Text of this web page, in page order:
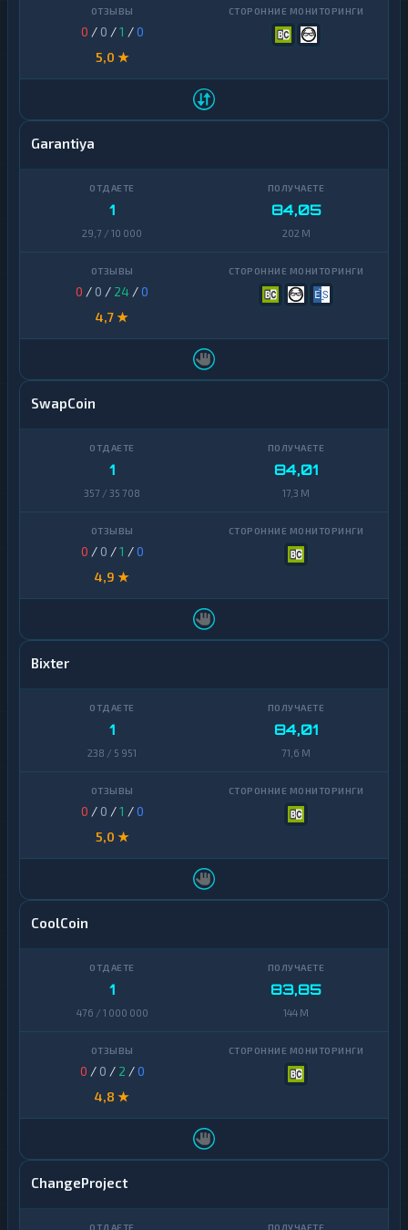
0 / 0 /1 /0
5,0 ★
Garantiya
1
29,7 / 10 000
84,05
202 M
0 / 0 / 24 /0
4,7 ★
SwapCoin
1
357 / 35 708
84,01
17,3 M
0 / 0 /1 /0
4,9 ★
Bixter
1
238 / 5 951
84,01
71,6 M
0 / 0 /1 /0
5,0 ★
CoolCoin
1
476 / 1 000 000
83,85
144 M
0 / 0 / 2 /0
4,8 ★
ChangeProject